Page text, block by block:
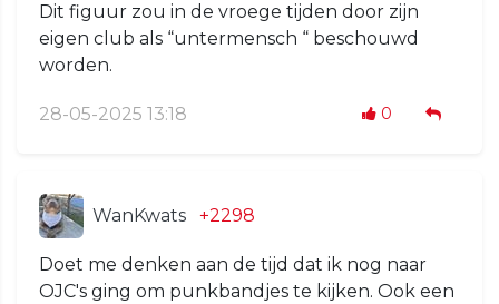
Dit figuur zou in de vroege tijden door zijn
eigen club als “untermensch “ beschouwd
worden.
28-05-2025 13:18 0
WanKwats +2298
Doet me denken aan de tijd dat ik nog naar
OJC's ging om punkbandjes te kijken. Ook een